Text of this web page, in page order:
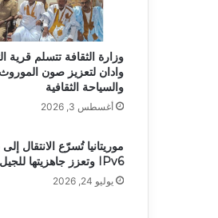
وزارة الثقافة تتسلم قرية
وادان لتعزيز صون
والسياحة الثقافية
أغسطس 3, 2026
موريتانيا تُسرّع الانتقال
IPv6 وتعزز جاهزيتها للجيل الخامس
يوليو 24, 2026